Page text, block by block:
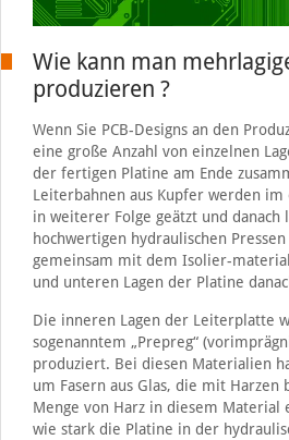
Wie kann man
produzieren ?
Wenn Sie PCB-Designs an den
eine große Anzahl von einzelnen
der fertigen Platine am Ende
Leiterbahnen aus Kupfer werden
in weiterer Folge geätzt und
hochwertigen hydraulischen
gemeinsam mit dem Isolier-
und unteren Lagen der Platine
Die inneren Lagen der Leiterplatte
sogenanntem „Prepreg“
produziert. Bei diesen Materialien
um Fasern aus Glas, die mit Harzen
Menge von Harz in diesem Material
wie stark die Platine in der